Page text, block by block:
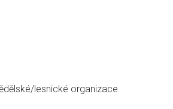
lesnické organizace